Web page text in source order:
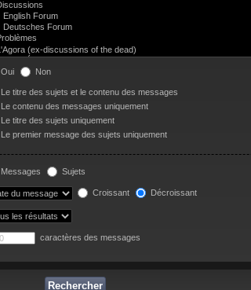
Oui Non
Le titre des sujets et le contenu des messages
Le contenu des messages uniquement
Le titre des sujets uniquement
Le premier message des sujets uniquement
Messages Sujets
Croissant Décroissant
caractères des messages